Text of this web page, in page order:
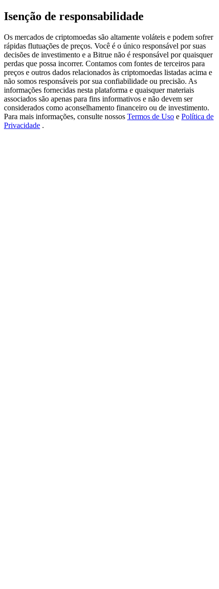
Precious Metals Trading Carnival
Trade Gold & Silver · 33,333 USDT Bonus
USDT New User Exclusive 10% APR
USDT Flexible Staking | Daily Rewards
Isenção de responsabilidade
Os mercados de criptomoedas são altamente voláteis e podem sofrer
rápidas flutuações de preços. Você é o único responsável por suas
decisões de investimento e a Bitrue não é responsável por quaisquer
perdas que possa incorrer. Contamos com fontes de terceiros para
preços e outros dados relacionados às criptomoedas listadas acima e
não somos responsáveis por sua confiabilidade ou precisão. As
informações fornecidas nesta plataforma e quaisquer materiais
associados são apenas para fins informativos e não devem ser
considerados como aconselhamento financeiro ou de investimento.
Para mais informações, consulte nossos Termos de Uso e Política de
Privacidade .